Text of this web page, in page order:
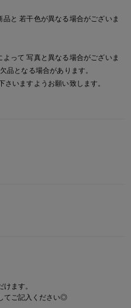
と 若干色が異なる場合がございま
って 写真と異なる場合がございま
品となる場合があります。
いますようお願い致します。
ます。
てご記入ください◎